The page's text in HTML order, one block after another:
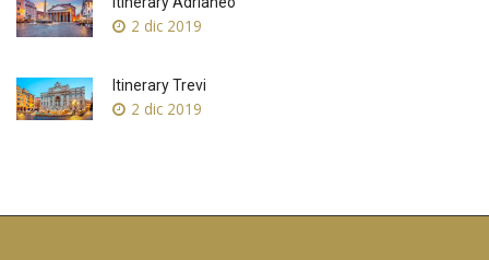
2 dic 2019
Itinerary Trevi
2 dic 2019